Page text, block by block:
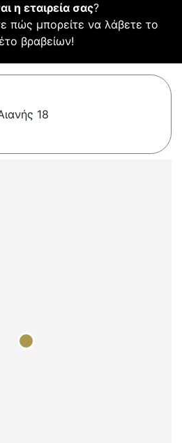
η εταιρεία σας?
πώς μπορείτε να λάβετε το
βραβείων!
18